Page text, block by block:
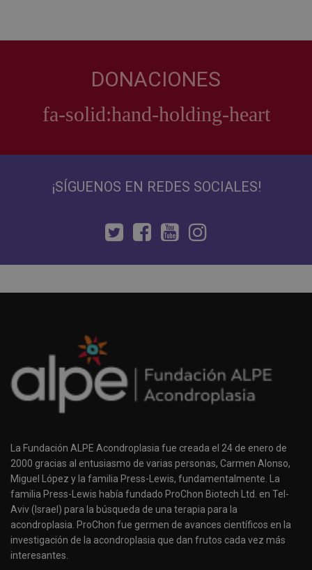
DONACIONES
¡SÍGUENOS EN REDES SOCIALES!
La Fundación ALPE Acondroplasia fue creada el 24 de enero de
2000 gracias al entusiasmo de varias personas, Carmen Alonso,
Miguel López y la familia Press-Lewis, fundamentalmente. La
familia Press-Lewis había fundado ProChon Biotech Ltd. en Tel-
Aviv (Israel) para la búsqueda de una terapia para la
acondroplasia. ProChon fue germen de avances científicos en la
investigación de la acondroplasia que dan frutos cada vez más
interesantes.